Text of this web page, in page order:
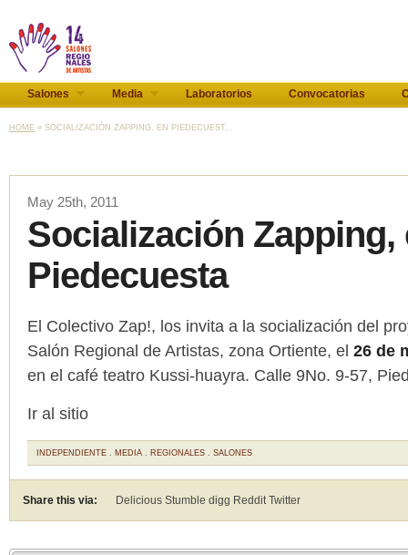
Salones Media Laboratorios Convocatorias
HOME » SOCIALIZACIÓN ZAPPING, EN PIEDECUEST...
May 25th, 2011
Socialización Zapping,
Piedecuesta
El Colectivo Zap!, los invita a la socialización del
Salón Regional de Artistas, zona Ortiente, el 26 de
en el café teatro Kussi-huayra. Calle 9No. 9-57,
Ir al sitio
INDEPENDIENTE . MEDIA . REGIONALES . SALONES
Share this via: Delicious Stumble digg RedditTwitter